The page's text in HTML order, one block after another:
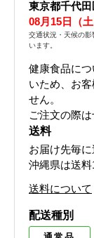
東京都千代田
08月15日（
交通状況・天候の
います。
健康食品に
いため、お
せん。
ご注文の際
送料
お届け先毎
沖縄県は送料
送料について
配送種別